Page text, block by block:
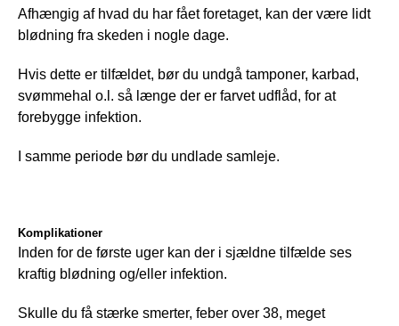
Afhængig af hvad du har fået foretaget, kan der være lidt
blødning fra skeden i nogle dage.
Hvis dette er tilfældet, bør du undgå tamponer, karbad,
svømmehal o.l. så længe der er farvet udflåd, for at
forebygge infektion.
I samme periode bør du undlade samleje.
Komplikationer
Inden for de første uger kan der i sjældne tilfælde ses
kraftig blødning og/eller infektion.
Skulle du få stærke smerter, feber over 38, meget